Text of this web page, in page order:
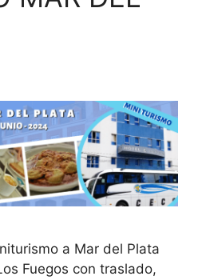
a Mar del Plata
Fuegos con traslado,